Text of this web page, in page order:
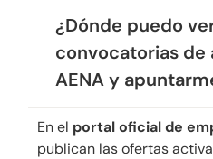
¿Dónde puedo
convocatorias
AENA y
En el portal oficial de
publican las ofertas